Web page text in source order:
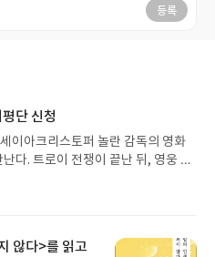
등록
단 신청
이아크리스토퍼 놀란 감독의 영화
다. 트로이 전쟁이 끝난 뒤, 영웅 오
위해 키클롭스, 마녀 키르케, 세이
않다>를 읽고